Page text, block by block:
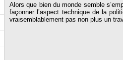
Alors que bien du monde semble
façonner l’aspect technique de la
vraisemblablement pas non plus un